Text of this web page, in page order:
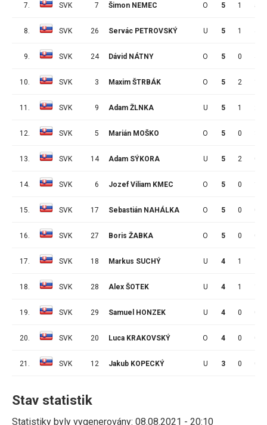
7. SVK 7 Šimon NEMEC O 5 1 5
8. SVK 26 Servác PETROVSKÝ U 5 1
9. SVK 24 Dávid NÁTNY O 5 0
10. SVK 3 Maxim ŠTRBÁK O 5 2
11. SVK 9 Adam ŽLNKA U 5 1 2
12. SVK 5 Marián MOŠKO O 5 0
13. SVK 14 Adam SÝKORA U 5 2 0
14. SVK 6 Jozef Viliam KMEC O 5 0
15. SVK 17 Sebastián NAHÁLKA O 5 0 0
16. SVK 27 Boris ŽABKA O 5 0 0
17. SVK 18 Markus SUCHÝ U 4 1
18. SVK 28 Alex ŠOTEK U 4 1
19. SVK 29 Samuel HONZEK U 4 0 0
20. SVK 20 Luca KRAKOVSKÝ O 4 0 0
21. SVK 12 Jakub KOPECKÝ U 3 0 0
Stav statistik
Statistiky byly vygenerovány: 08.08.2021 - 20:10